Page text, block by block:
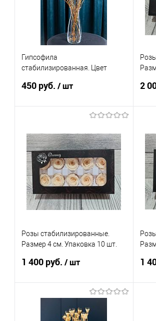
Гипсофила
стабилизированная. Цвет
450 руб. / шт
Купить в 1 клик
Сравнение
В избранное
В наличии
2
Розы стабилизированные.
Размер 4 см. Упаковка 10 шт.
1 400 руб. / шт
В корзину
1